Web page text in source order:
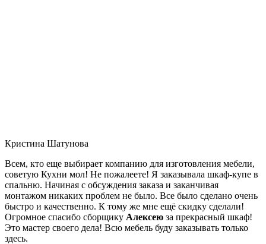
Кристина Шатунова
Всем, кто еще выбирает компанию для изготовления мебели,
советую Кухни мол! Не пожалеете! Я заказывала шкаф-купе в
спальню. Начиная с обсуждения заказа и заканчивая
монтажом никаких проблем не было. Все было сделано очень
быстро и качественно. К тому же мне ещё скидку сделали!
Огромное спасибо сборщику Алексею за прекрасный шкаф!
Это мастер своего дела! Всю мебель буду заказывать только
здесь.